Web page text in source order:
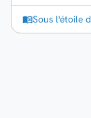
Sous l'étoile